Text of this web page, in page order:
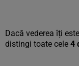
Dacă vederea îți
distingi toate cele 4